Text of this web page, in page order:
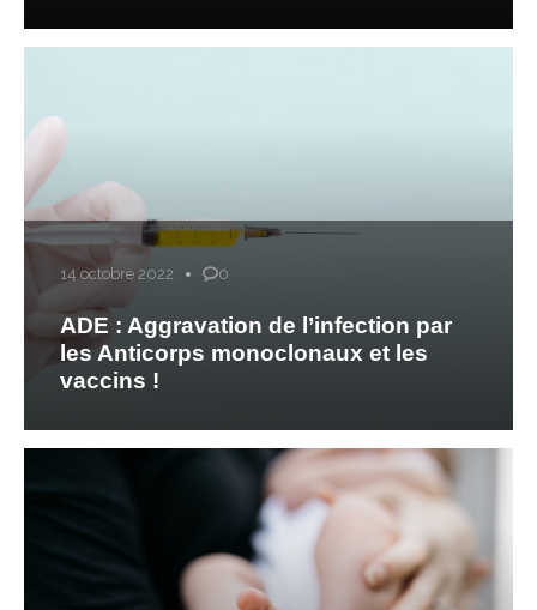
14 octobre 2022 0
ADE : Aggravation de l’infection par
les Anticorps monoclonaux et les
vaccins !